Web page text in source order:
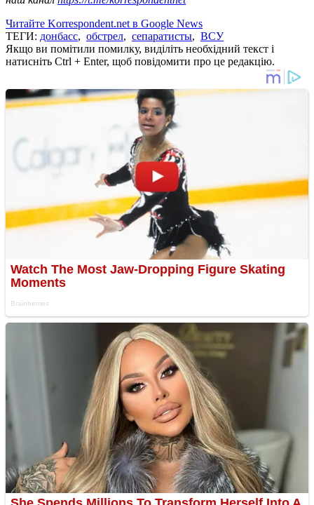
Читайте Korrespondent.net в Google News
ТЕГИ: донбасс, обстрел, сепаратисты, ВСУ
Якщо ви помітили помилку, виділіть необхідний текст і
натисніть Ctrl + Enter, щоб повідомити про це редакцію.